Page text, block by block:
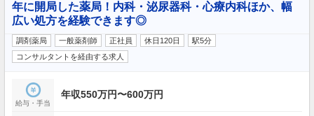
年に開局した薬局！内科・泌尿器科・心療内科ほか、幅
広い処方を経験できます◎
調剤薬局 一般薬剤師 正社員 休日120日
駅5分
コンサルタントを経由する求人
給与・手当
年収550万円〜600万円